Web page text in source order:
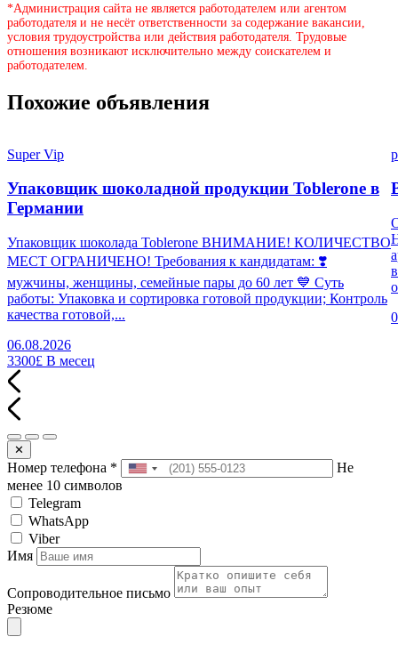
*Администрация сайта не является работодателем или агентом
работодателя и не несёт ответственности за содержание вакансии,
условия трудоустройства или действия работодателя. Трудовые
отношения возникают исключительно между соискателем и
работодателем.
Похожие объявления
Super Vip
Упаковщик шоколадной продукции Toblerone в
Германии
Упаковщик шоколада Toblerone ВНИМАНИЕ! КОЛИЧЕСТВО
МЕСТ ОГРАНИЧЕНО! Требования к кандидатам: ❣️
мужчины, женщины, семейные пары до 60 лет 💙 Суть
работы: Упаковка и сортировка готовой продукции; Контроль
качества готовой,...
06.08.2026
3300£ В месец
✕
Номер телефона *
Не
менее 10 символов
Telegram
WhatsApp
Viber
Имя
Сопроводительное письмо
Резюме